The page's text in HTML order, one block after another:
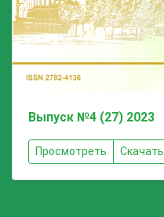
Выпуск №4 (27) 2023
Просмотреть Скачать